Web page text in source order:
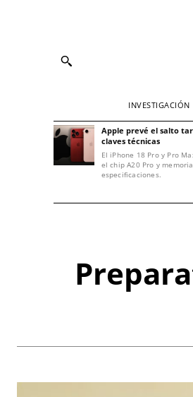
INVESTIGACIÓN
Apple prevé el salto
claves técnicas
El iPhone 18 Pro y Pro
el chip A20 Pro y
especificaciones.